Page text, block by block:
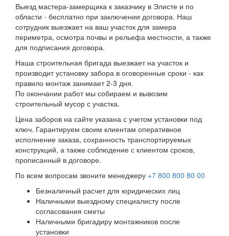
Выезд мастера-замерщика к заказчику в Элисте и по
области - бесплатно при заключении договора. Наш
сотрудник выезжает на ваш участок для замера
периметра, осмотра почвы и рельефа местности, а также
для подписания договора.
Наша строительная бригада выезжает на участок и
производит установку забора в оговоренные сроки - как
правило монтаж занимает 2-3 дня.
По окончании работ мы собираем и вывозим
строительный мусор с участка.
Цена заборов на сайте указана с учетом установки под
ключ. Гарантируем своим клиентам оперативное
исполнение заказа, сохранность транспортируемых
конструкций, а также соблюдение с клиентом сроков,
прописанный в договоре.
По всем вопросам звоните менеджеру +7 800 800 80 00
Безналичный расчет для юридических лиц
Наличными выездному специалисту после
согласования сметы
Наличными бригадиру монтажников после
установки